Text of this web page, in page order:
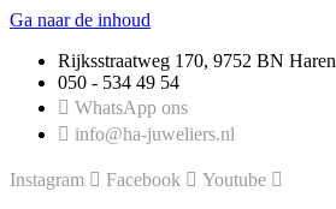
Ga naar de inhoud
Rijksstraatweg 170, 9752 BN Haren
050 - 534 49 54
WhatsApp ons
info@ha-juweliers.nl
Instagram Facebook Youtube